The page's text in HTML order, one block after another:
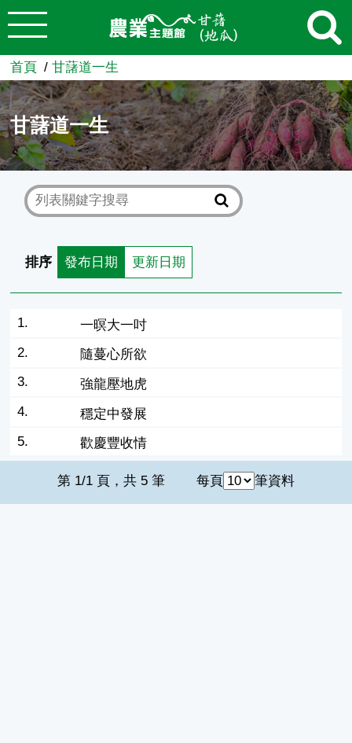
跳到主要內容
農業知識入口網
首頁 甘藷道一生
甘藷道一生
排序 發布日期 更新日期
1.
一暝大一吋
2.
隨蔓心所欲
3.
強龍壓地虎
4.
穩定中發展
5.
歡慶豐收情
第 1/1 頁，共 5 筆 每頁 筆資料